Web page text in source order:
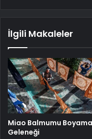
İlgili Makaleler
Miao Balmumu Boyama
Geleneği